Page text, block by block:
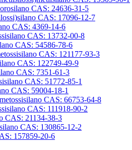
CAS: 24636-31-5
CAS: 17096-12-7
CAS: 4369-14-6
CAS: 13732-00-8
CAS: 54586-78-6
CAS: 121177-93-3
CAS: 122749-49-9
CAS: 7351-61-3
CAS: 51772-85-1
CAS: 59004-18-1
CAS: 66753-64-8
CAS: 111918-90-2
CAS: 21134-38-3
CAS: 130865-12-2
157859-20-6